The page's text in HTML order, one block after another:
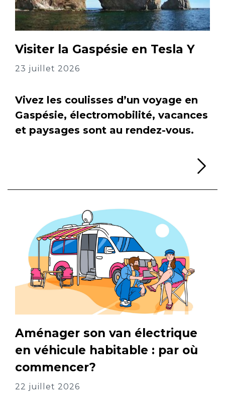
Visiter la Gaspésie en Tesla Y
23 juillet 2026
Vivez les coulisses d’un voyage en
Gaspésie, électromobilité, vacances
et paysages sont au rendez-vous.
Aménager son van électrique
en véhicule habitable : par où
commencer?
22 juillet 2026